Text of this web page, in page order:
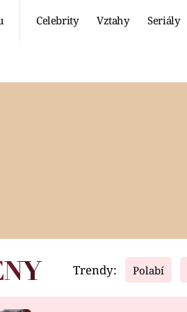
Celebrity Vztahy Seriály
Video
Trendy: Polabí